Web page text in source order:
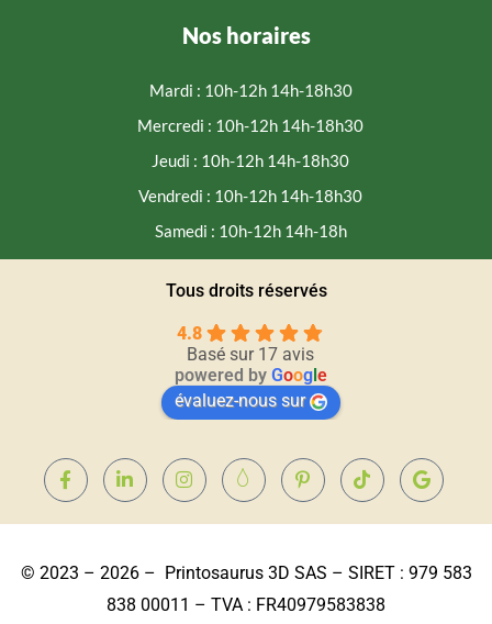
Nos horaires
Mardi : 10h-12h 14h-18h30
Mercredi : 10h-12h 14h-18h30
Jeudi : 10h-12h 14h-18h30
Vendredi : 10h-12h 14h-18h30
Samedi : 10h-12h 14h-18h
Tous droits réservés
4.8
Basé sur 17 avis
powered by Googl e
évaluez-nous sur
© 2023 – 2026 – Printosaurus 3D SAS – SIRET : 979 583
838 00011 – TVA : FR40979583838